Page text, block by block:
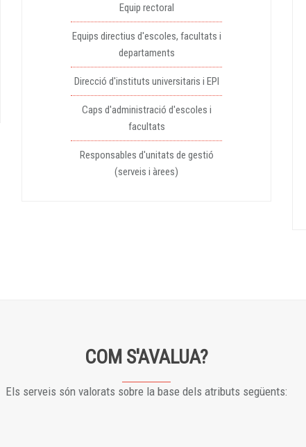
Equip rectoral
Equips directius d'escoles, facultats i
departaments
Direcció d'instituts universitaris i EPI
Caps d'administració d'escoles i
facultats
Responsables d'unitats de gestió
(serveis i àrees)
COM S'AVALUA?
Els serveis són valorats sobre la base dels atributs següents: